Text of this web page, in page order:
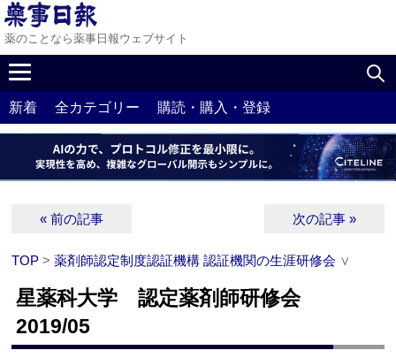
薬のことなら薬事日報ウェブサイト
新着 全カテゴリー 購読・購入・登録
« 前の記事 次の記事 »
TOP >薬剤師認定制度認証機構 認証機関の生涯研修会 ∨
星薬科大学 認定薬剤師研修会
2019/05